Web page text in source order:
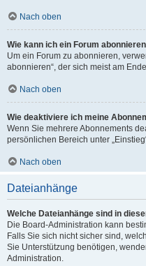
Nach oben
Wie kann ich ein Forum
Um ein Forum zu abonnieren,
abonnieren“, der sich meist am
Nach oben
Wie deaktiviere ich meine
Wenn Sie mehrere Abonnements
persönlichen Bereich unter
Nach oben
Dateianhänge
Welche Dateianhänge sind in
Die Board-Administration kann
Falls Sie sich nicht sicher sind,
Sie Unterstützung benötigen,
Administration.